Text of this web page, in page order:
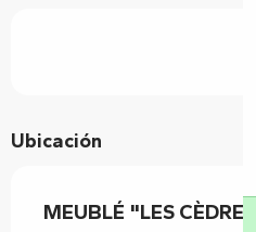
Ubicación
MEUBLÉ "LES CÈDRES"